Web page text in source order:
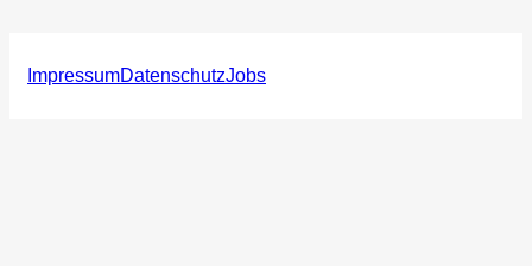
ImpressumDatenschutzJobs